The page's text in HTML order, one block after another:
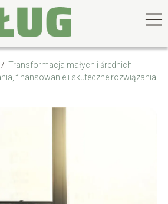
/ Transformacja małych i średnich
finansowanie i skuteczne rozwiązania